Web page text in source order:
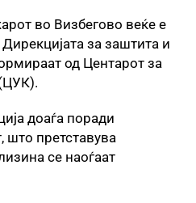
во Визбегово веќе е
за заштита и
од Центарот за
доаѓа поради
претставува
се наоѓаат